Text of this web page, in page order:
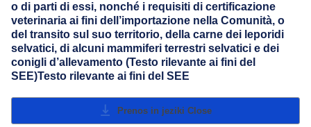
o di parti di essi, nonché i requisiti di certificazione
veterinaria ai fini dell’importazione nella Comunità, o
del transito sul suo territorio, della carne dei leporidi
selvatici, di alcuni mammiferi terrestri selvatici e dei
conigli d’allevamento (Testo rilevante ai fini del
SEE)Testo rilevante ai fini del SEE
Prenos in jeziki Close